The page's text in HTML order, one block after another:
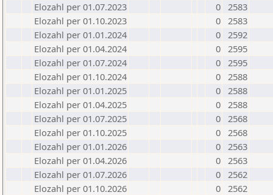
Elozahl per 01.07.2023
0 2583
Elozahl per 01.10.2023
0 2583
Elozahl per 01.01.2024
0 2592
Elozahl per 01.04.2024
0 2595
Elozahl per 01.07.2024
0 2595
Elozahl per 01.10.2024
0 2588
Elozahl per 01.01.2025
0 2588
Elozahl per 01.04.2025
0 2588
Elozahl per 01.07.2025
0 2568
Elozahl per 01.10.2025
0 2568
Elozahl per 01.01.2026
0 2563
Elozahl per 01.04.2026
0 2563
Elozahl per 01.07.2026
0 2562
Elozahl per 01.10.2026
0 2562